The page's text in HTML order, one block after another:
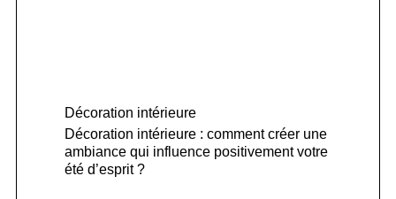
Décoration intérieure
Décoration intérieure : comment créer une
ambiance qui influence positivement votre
été d’esprit ?